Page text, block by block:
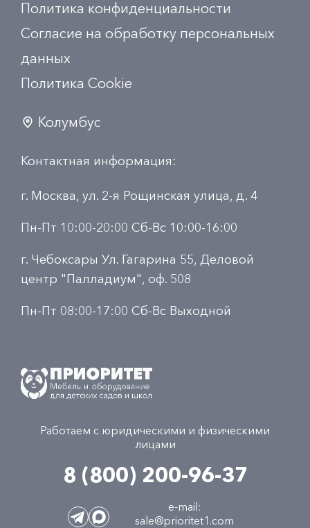
Политика конфиденциальности
Согласие на обработку персональных
данных
Политика Сookie
Колумбус
Контактная информация:
г. Москва, ул. 2-я Рощинская улица, д. 4
Пн-Пт 10:00-20:00 Сб-Вс 10:00-16:00
г. Чебоксары Ул. Гагарина 55, Деловой
центр "Палладиум", оф. 508
Пн-Пт 08:00-17:00 Сб-Вс Выходной
Работаем с юридическими и физическими
лицами
8 (800) 200-96-37
e-mail:
sale@prioritet1.com